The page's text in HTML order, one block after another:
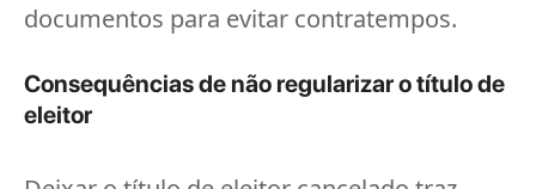
documentos para evitar contratempos.
Consequências de não regularizar o título de
eleitor